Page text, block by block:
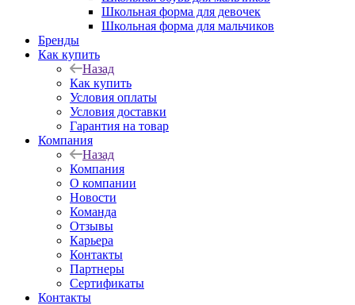
Школьная форма для девочек
Школьная форма для мальчиков
Бренды
Как купить
Назад
Как купить
Условия оплаты
Условия доставки
Гарантия на товар
Компания
Назад
Компания
О компании
Новости
Команда
Отзывы
Карьера
Контакты
Партнеры
Сертификаты
Контакты